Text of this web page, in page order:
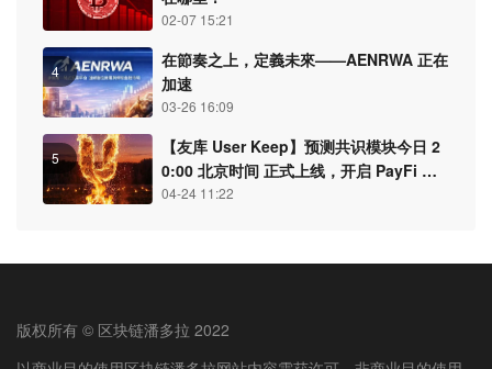
02-07 15:21
4
在節奏之上，定義未來——AENRWA 正在
加速
03-26 16:09
5
【友库 User Keep】预测共识模块今日 2
0:00 北京时间 正式上线，开启 PayFi 认
知结算新纪元
04-24 11:22
版权所有 © 区块链潘多拉 2022